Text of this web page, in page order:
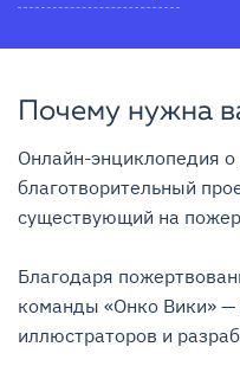
Почему нужна
Онлайн-энциклопедия
благотворительный
существующий на
Благодаря
команды «Онко Вики» —
иллюстраторов и